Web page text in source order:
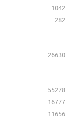
1042
282
26630
55278
16777
11656